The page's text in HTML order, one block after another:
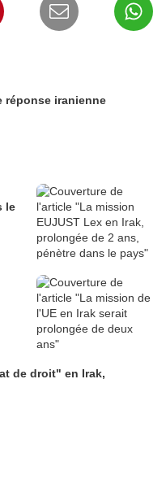
réponse iranienne
le
de droit" en Irak,